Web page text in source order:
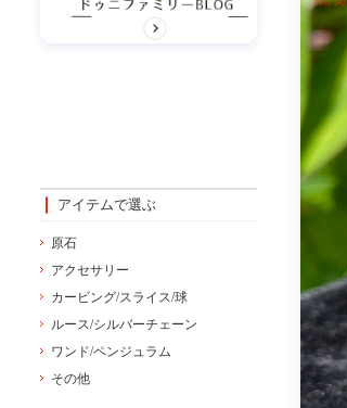
アイテムで選ぶ
原石
アクセサリー
カービング/スライス/球
ルース/シルバーチェーン
ワンド/ペンジュラム
その他